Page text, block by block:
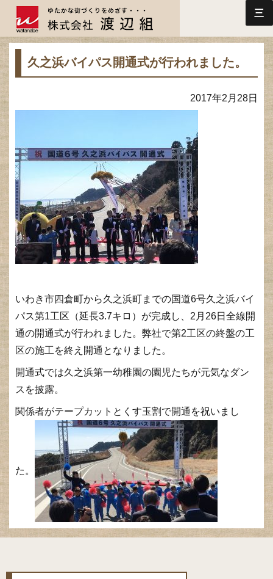
三
久之浜バイパス開通式が行われました。
2017年2月28日
いわき市四倉町から久之浜町までの国道6号久之浜バイ
パス第1工区（延長3.7キロ）が完成し、2月26日全線開
通の開通式が行われました。弊社で第2工区の終盤の工
区の施工を終え開通となりました。
開通式では久之浜第一幼稚園の園児たちが元気なダン
スを披露。
関係者がテープカットとくす玉割で開通を祝いまし
た。